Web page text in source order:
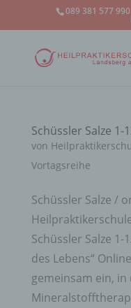
089 381 577 990
Schüssler Salze
von
Vortagsreihe
Schüssler Salze /
Schüssler Salze 1-
des Lebens“
gemeinsam ein,